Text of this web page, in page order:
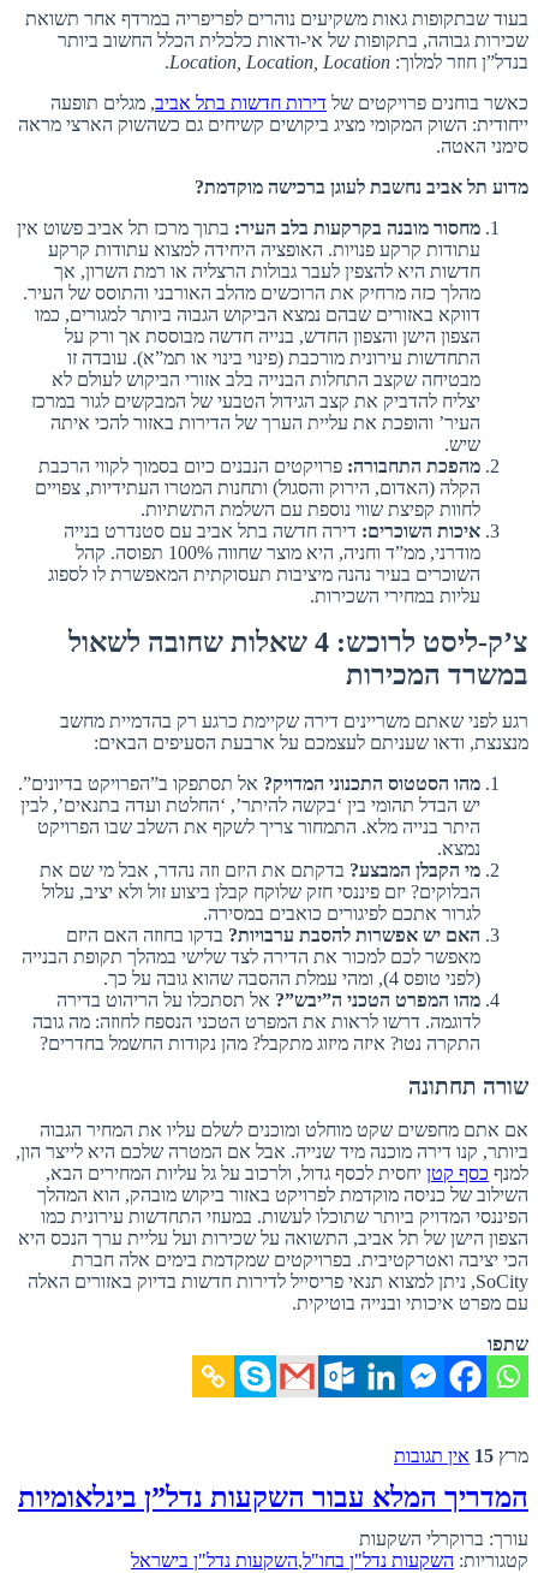
בעוד שבתקופות גאות משקיעים נוהרים לפריפריה במרדף אחר תשואת
שכירות גבוהה, בתקופות של אי-ודאות כלכלית הכלל החשוב ביותר
בנדל”ן חוזר למלוך: Location, Location, Location
.
כאשר בוחנים פרויקטים של דירות חדשות בתל אביב, מגלים תופעה
ייחודית: השוק המקומי מציג ביקושים קשיחים גם כשהשוק הארצי מראה
סימני האטה.
מדוע תל אביב נחשבת לעוגן ברכישה מוקדמת?
מחסור מובנה בקרקעות בלב העיר: בתוך מרכז תל אביב פשוט אין
עתודות קרקע פנויות. האופציה היחידה למצוא עתודות קרקע
חדשות היא להצפין לעבר גבולות הרצליה או רמת השרון, אך
מהלך כזה מרחיק את הרוכשים מהלב האורבני והתוסס של העיר.
דווקא באזורים שבהם נמצא הביקוש הגבוה ביותר למגורים, כמו
הצפון הישן והצפון החדש, בנייה חדשה מבוססת אך ורק על
התחדשות עירונית מורכבת (פינוי בינוי או תמ”א). עובדה זו
מבטיחה שקצב התחלות הבנייה בלב אזורי הביקוש לעולם לא
יצליח להדביק את קצב הגידול הטבעי של המבקשים לגור במרכז
העיר’ והופכת את עליית הערך של הדירות באזור להכי איתה
שיש.
מהפכת התחבורה: פרויקטים הנבנים כיום בסמוך לקווי הרכבת
הקלה (האדום, הירוק והסגול) ותחנות המטרו העתידיות, צפויים
לחוות קפיצת שווי נוספת עם השלמת התשתיות.
איכות השוכרים: דירה חדשה בתל אביב עם סטנדרט בנייה
מודרני, ממ”ד וחניה, היא מוצר שחווה 100% תפוסה. קהל
השוכרים בעיר נהנה מיציבות תעסוקתית המאפשרת לו לספוג
עליות במחירי השכירות.
צ’ק-ליסט לרוכש: 4 שאלות שחובה לשאול
במשרד המכירות
רגע לפני שאתם משריינים דירה שקיימת כרגע רק בהדמיית מחשב
מנצנצת, ודאו שעניתם לעצמכם על ארבעת הסעיפים הבאים:
מהו הסטטוס התכנוני המדויק? אל תסתפקו ב”הפרויקט בדיונים”.
יש הבדל תהומי בין ‘בקשה להיתר’, ‘החלטת ועדה בתנאים’, לבין
היתר בנייה מלא. התמחור צריך לשקף את השלב שבו הפרויקט
נמצא.
מי הקבלן המבצע? בדקתם את היזם וזה נהדר, אבל מי שם את
הבלוקים? יזם פיננסי חזק שלוקח קבלן ביצוע זול ולא יציב, עלול
לגרור אתכם לפיגורים כואבים במסירה.
האם יש אפשרות להסבת ערבויות? בדקו בחוזה האם היזם
מאפשר לכם למכור את הדירה לצד שלישי במהלך תקופת הבנייה
(לפני טופס 4), ומהי עמלת ההסבה שהוא גובה על כך.
מהו המפרט הטכני ה”יבש”? אל תסתכלו על הריהוט בדירה
לדוגמה. דרשו לראות את המפרט הטכני הנספח לחוזה: מה גובה
התקרה נטו? איזה מיזוג מתקבל? מהן נקודות החשמל בחדרים?
שורה תחתונה
אם אתם מחפשים שקט מוחלט ומוכנים לשלם עליו את המחיר הגבוה
ביותר, קנו דירה מוכנה מיד שנייה. אבל אם המטרה שלכם היא לייצר הון,
למנף כסף קטן יחסית לכסף גדול, ולרכוב על גל עליות המחירים הבא,
השילוב של כניסה מוקדמת לפרויקט באזור ביקוש מובהק, הוא המהלך
הפיננסי המדויק ביותר שתוכלו לעשות. במעוזי התחדשות עירונית כמו
הצפון הישן של תל אביב, התשואה על שכירות ועל עליית ערך הנכס היא
הכי יציבה ואטרקטיבית. בפרויקטים שמקדמת בימים אלה חברת
SoCity, ניתן למצוא תנאי פריסייל לדירות חדשות בדיוק באזורים האלה
עם מפרט איכותי ובנייה בוטיקית.
שתפו
מרץ 15 אין תגובות
המדריך המלא עבור השקעות נדל”ן בינלאומיות
עורך: ברוקרלי השקעות
קטגוריות: השקעות נדל"ן בחו"ל,השקעות נדל"ן בישראל